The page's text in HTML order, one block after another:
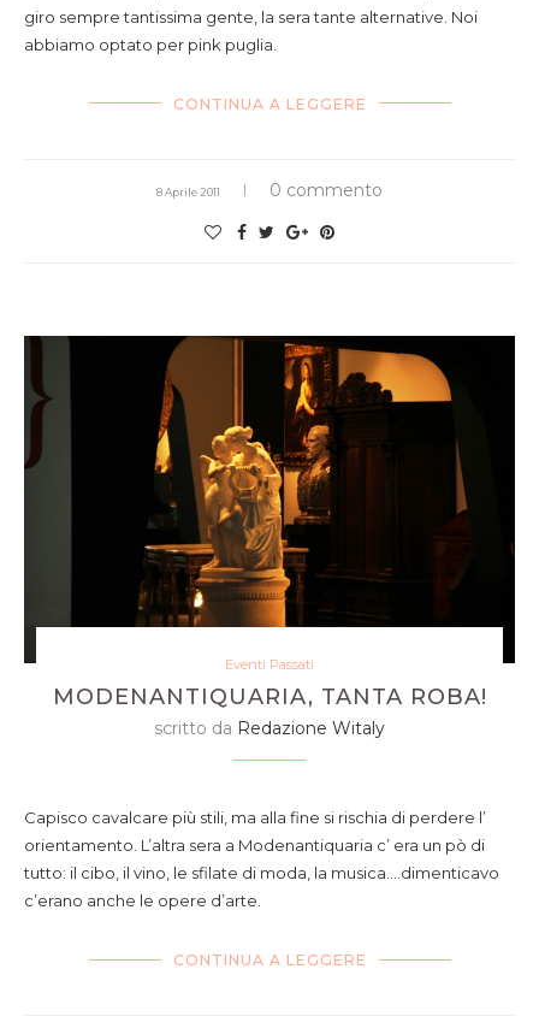
giro sempre tantissima gente, la sera tante alternative. Noi
abbiamo optato per pink puglia.
CONTINUA A LEGGERE
8 Aprile 2011 0 commento
Eventi Passati
MODENANTIQUARIA, TANTA ROBA!
scritto da Redazione Witaly
Capisco cavalcare più stili, ma alla fine si rischia di perdere l’
orientamento. L’altra sera a Modenantiquaria c’ era un pò di
tutto: il cibo, il vino, le sfilate di moda, la musica….dimenticavo
c’erano anche le opere d’arte.
CONTINUA A LEGGERE